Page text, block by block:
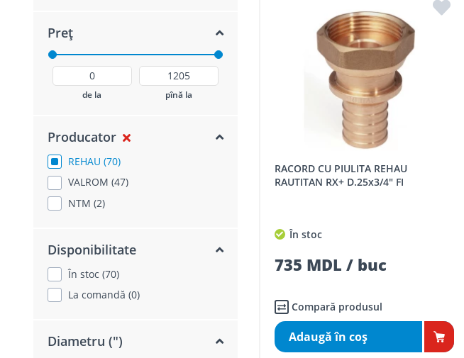
Preț
de la pînă la
Producator
REHAU (70)
VALROM (47)
NTM (2)
Disponibilitate
În stoc (70)
La comandă (0)
Diametru (")
RACORD CU PIULITA REHAU
RAUTITAN RX+ D.25x3/4" FI
În stoc
735 MDL / buc
Compară produsul
Adaugă în coş